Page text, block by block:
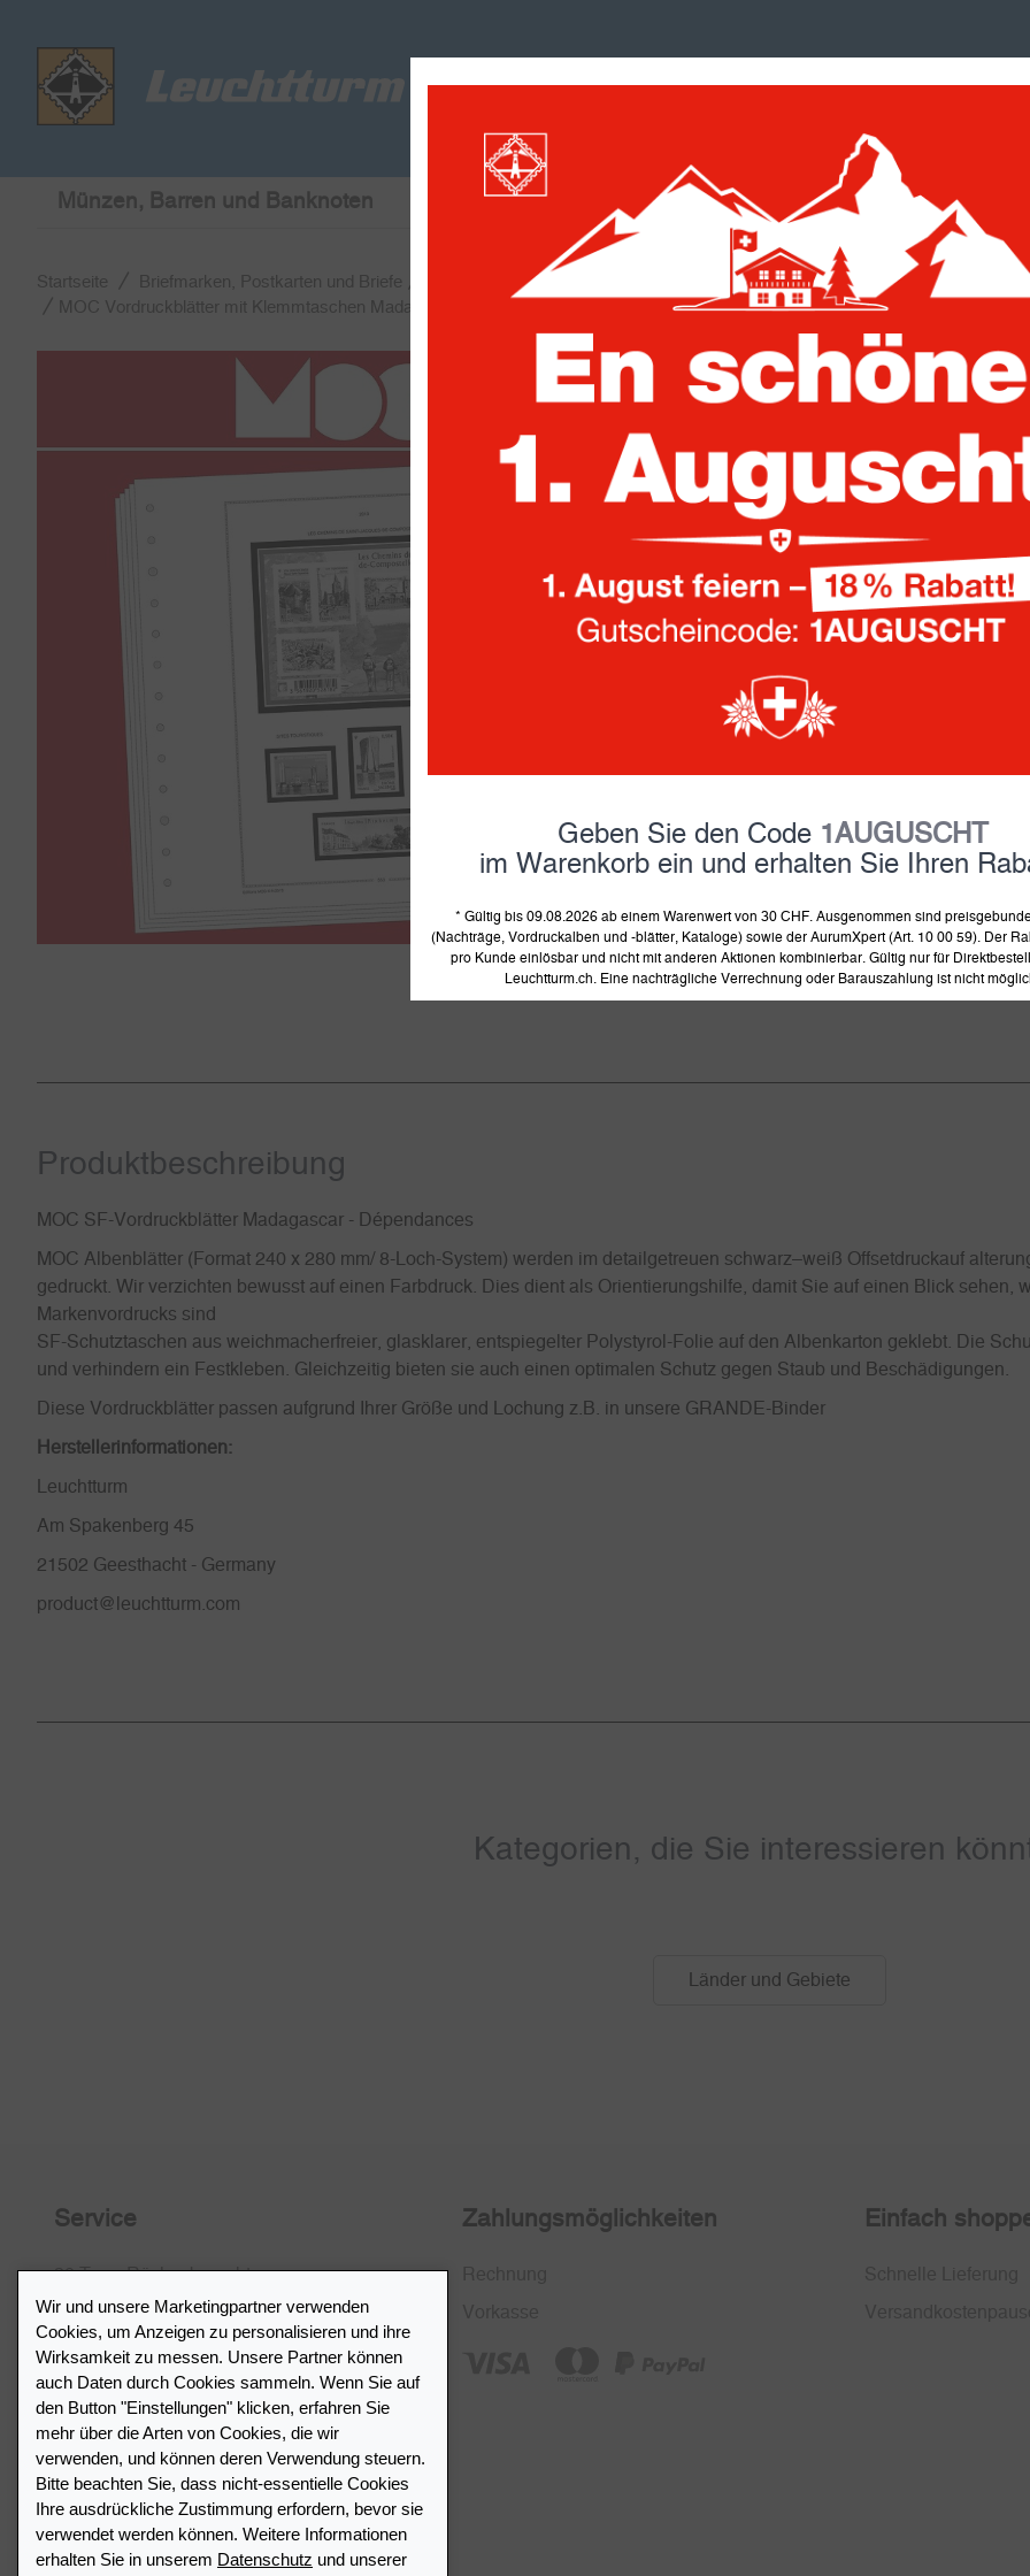
suchen
Münzen, Barren und Banknoten Briefmarken, Postkarten und Briefe Trading Cards
Startseite Briefmarken, Postkarten und Briefe MOC Vordruckalben
MOC Vordruckblätter mit Klemmtaschen Madagascar - Dépendances 1890-1895
MOC
Madagascar -
Artikelnummer:341296
29.90Fr.
inkl. MwSt und zzgl.Versand
auf Lager, Lieferung in 4-8
Produkt merken
Produkt­beschreibung
MOC SF-Vordruckblätter Madagascar - Dépendances
MOC Albenblätter (Format 240 x 280 mm/ 8-Loch-System) werden im detailgetreuen schwarz–weiß Offsetdruckauf
gedruckt. Wir verzichten bewusst auf einen Farbdruck. Dies dient als Orientierungshilfe, damit Sie auf einen Blick sehen,
Markenvordrucks sind
SF-Schutztaschen aus weichmacherfreier, glasklarer, entspiegelter Polystyrol-Folie auf den Albenkarton geklebt. Die
und verhindern ein Festkleben. Gleichzeitig bieten sie auch einen optimalen Schutz gegen Staub und Beschädigungen.
Diese Vordruckblätter passen aufgrund Ihrer Größe und Lochung z.B. in unsere GRANDE-Binder
Herstellerinformationen:
Leuchtturm
Am Spakenberg 45
21502 Geesthacht - Germany
product@leuchtturm.com
Kategorien, die Sie interessieren
Länder und Gebiete
Service
30 Tage Rückgaberecht
Kostenlose Rücksendung in CH
SSL-Verschlüsselung
FAQ
Zahlungsmöglichkeiten Einfach
Händlerverzeichnis
Wir und unsere Marketingpartner verwenden
Cookies, um Anzeigen zu personalisieren und ihre
Wirksamkeit zu messen. Unsere Partner können
auch Daten durch Cookies sammeln. Wenn Sie auf
den Button "Einstellungen" klicken, erfahren Sie
mehr über die Arten von Cookies, die wir
verwenden, und können deren Verwendung steuern.
Bitte beachten Sie, dass nicht-essentielle Cookies
Ihre ausdrückliche Zustimmung erfordern, bevor sie
verwendet werden können. Weitere Informationen
erhalten Sie in unserem Datenschutz und unserer
Geben Sie den Code 1AUGUSCHT
im Warenkorb ein und erhalten Sie Ihren
* Gültig bis 09.08.2026 ab einem Warenwert von 30 CHF. Ausgenommen sind
(Nachträge, Vordruckalben und -blätter, Kataloge) sowie der AurumXpert (Art. 10 00 59). Der
pro Kunde einlösbar und nicht mit anderen Aktionen kombinierbar. Gültig nur für
Leuchtturm.ch. Eine nachträgliche Verrechnung oder Barauszahlung ist nicht